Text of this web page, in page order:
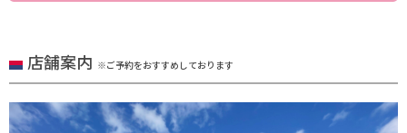
店舗案内 ※ご予約をおすすめしております